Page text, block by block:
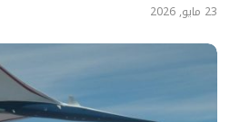
23 مايو, 2026